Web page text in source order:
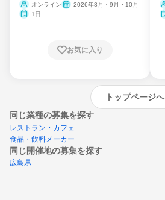
ム
オンライン
2026年8月・9月・10月
1日
お気に入り
トップページへ
同じ業種の募集を探す
レストラン・カフェ
食品・飲料メーカー
同じ開催地の募集を探す
広島県